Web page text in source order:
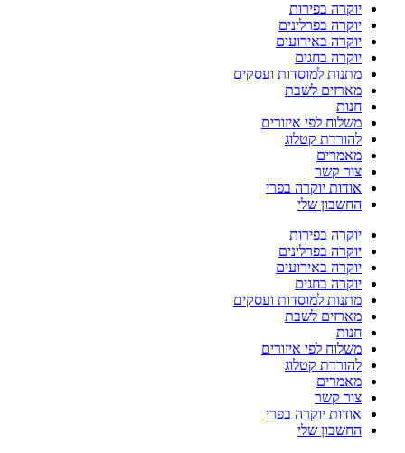
יוקרה בפירות
יוקרה בפרלינים
יוקרה באירועים
יוקרה בחגים
מתנות למוסדות ועסקים
מארזים לשבת
חנות
משלוח לפי איזורים
להורדת קטלוג
מאמרים
צור קשר
אודות יוקרה בפרי
החשבון שלי
יוקרה בפירות
יוקרה בפרלינים
יוקרה באירועים
יוקרה בחגים
מתנות למוסדות ועסקים
מארזים לשבת
חנות
משלוח לפי איזורים
להורדת קטלוג
מאמרים
צור קשר
אודות יוקרה בפרי
החשבון שלי